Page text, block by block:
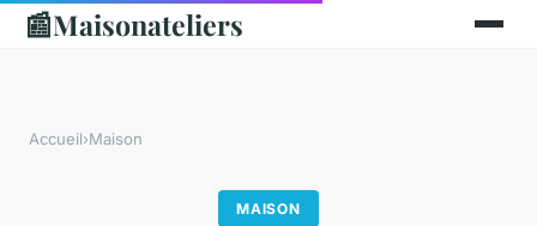
📰Maisonateliers
Accueil›Maison
MAISON